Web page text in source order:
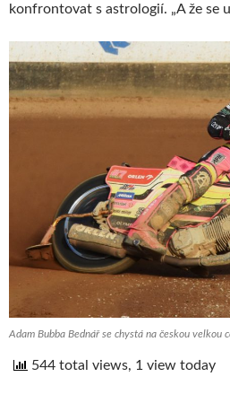
konfrontovat s astrologií. „A že se
Adam Bubba Bednář se chystá na českou velkou
544 total views, 1 view today